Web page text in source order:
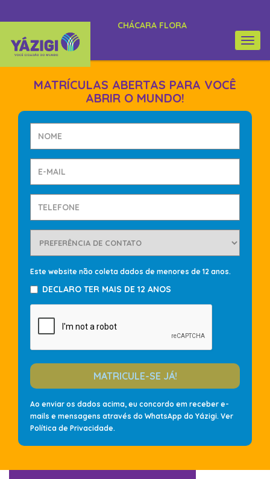
CHÁCARA FLORA
MATRÍCULAS ABERTAS PARA VOCÊ
ABRIR O MUNDO!
Este website não coleta dados de menores de 12 anos.
DECLARO TER MAIS DE 12 ANOS
MATRICULE-SE JÁ!
Ao enviar os dados acima, eu concordo em receber e-
mails e mensagens através do WhatsApp do Yázigi. Ver
Política de Privacidade.